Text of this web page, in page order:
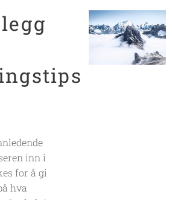
inn i
for å gi
hva